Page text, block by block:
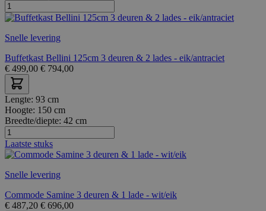
Snelle levering
Buffetkast Bellini 125cm 3 deuren & 2 lades - eik/antraciet
€ 499,00 € 794,00
Lengte: 93 cm
Hoogte: 150 cm
Breedte/diepte: 42 cm
Laatste stuks
Snelle levering
Commode Samine 3 deuren & 1 lade - wit/eik
€ 487,20 € 696,00